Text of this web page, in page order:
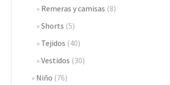
Remeras y camisas (8)
Shorts (5)
Tejidos (40)
Vestidos (30)
Niño (76)